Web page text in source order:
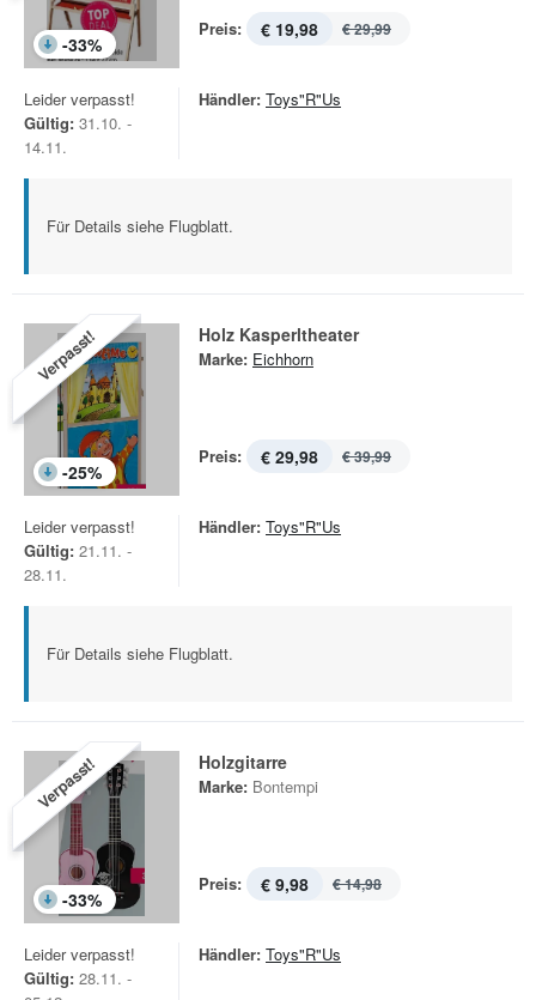
-33%
Preis: € 19,98 € 29,99
Leider verpasst!
Gültig: 31.10. -
14.11.
Händler: Toys"R"Us
Für Details siehe Flugblatt.
Verpasst!
-25%
Holz Kasperltheater
Marke: Eichhorn
Preis: € 29,98 € 39,99
Leider verpasst!
Gültig: 21.11. -
28.11.
Händler: Toys"R"Us
Für Details siehe Flugblatt.
Verpasst!
-33%
Holzgitarre
Marke: Bontempi
Preis: € 9,98 € 14,98
Leider verpasst!
Gültig: 28.11. -
Händler: Toys"R"Us